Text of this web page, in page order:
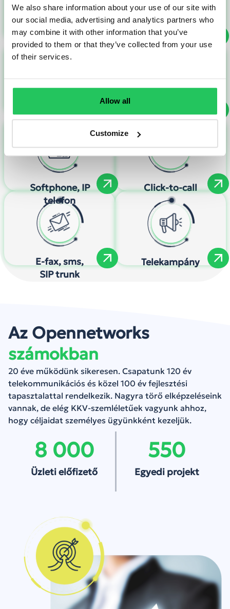
We also share information about your use of our site with
our social media, advertising and analytics partners who
may combine it with other information that you’ve
provided to them or that they’ve collected from your use
of their services.
Allow all
Customize
IVR és hívás-
folyamatok
Megoldásaink
AI segédek GDPR
Softphone, IP
telefon
Click-to-call
E-fax, sms,
SIP trunk
Telekampány
Az Opennetworks
számokban
20 éve működünk sikeresen. Csapatunk 120 év
telekommunikációs és közel 100 év fejlesztési
tapasztalattal rendelkezik. Nagyra törő elképzeléseink
vannak, de elég KKV-szemléletűek vagyunk ahhoz,
hogy céljaidat személyes ügyünkként kezeljük.
Üzleti előfizető
8 000
Egyedi projekt
550